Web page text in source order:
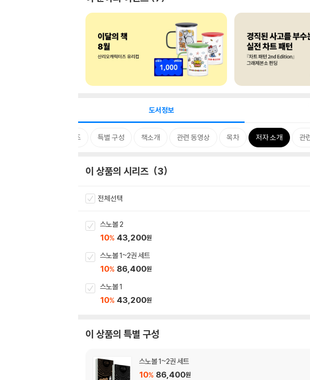
도서정보
시리즈 특별 구성 책소개 관련 동영상 목차 저자 소개 관
이 상품의 시리즈 3
전체선택
스노볼 2
10% 43,200원
스노볼 1~2권 세트
10% 86,400원
스노볼 1
10% 43,200원
이 상품의 특별 구성
스노볼 1~2권 세트
10% 86,400원